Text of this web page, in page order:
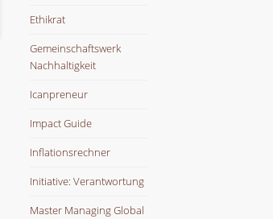
Ethikrat
Gemeinschaftswerk
Nachhaltigkeit
Icanpreneur
Impact Guide
Inflationsrechner
Initiative: Verantwortung
Master Managing Global